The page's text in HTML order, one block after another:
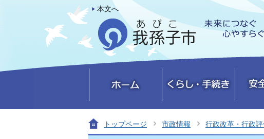
本文へ
トップページ 市政情報 行政改革・行政評